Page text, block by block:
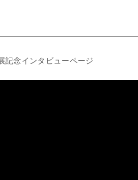
記念インタビューページ